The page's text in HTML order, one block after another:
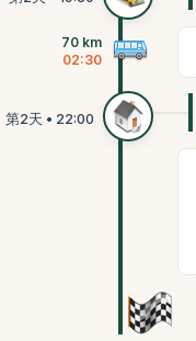
70 km
02:30